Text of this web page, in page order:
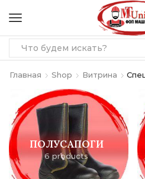
Главная Shop Витрина
ПОЛУСАПОГИ
6 products